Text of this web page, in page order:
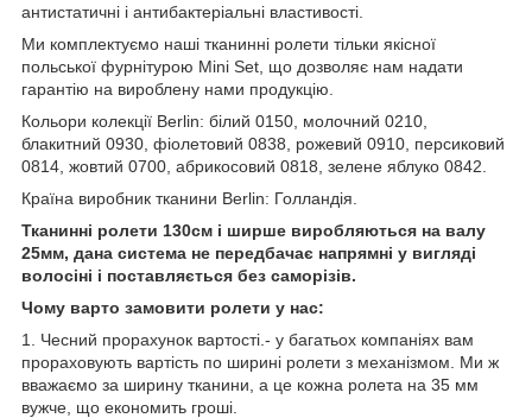
антистатичні і антибактеріальні властивості.
Ми комплектуємо наші тканинні ролети тільки якісної
польської фурнітурою Mini Set, що дозволяє нам надати
гарантію на вироблену нами продукцію.
Кольори колекції Berlin: білий 0150, молочний 0210,
блакитний 0930, фіолетовий 0838, рожевий 0910, персиковий
0814, жовтий 0700, абрикосовий 0818, зелене яблуко 0842.
Країна виробник тканини Berlin: Голландія.
Тканинні ролети 130см і ширше виробляються на валу
25мм, дана система не передбачає напрямні у вигляді
волосіні і поставляється без саморізів.
Чому варто замовити ролети у нас:
1. Чесний прорахунок вартості.- у багатьох компаніях вам
прораховують вартість по ширині ролети з механізмом. Ми ж
вважаємо за ширину тканини, а це кожна ролета на 35 мм
вужче, що економить гроші.